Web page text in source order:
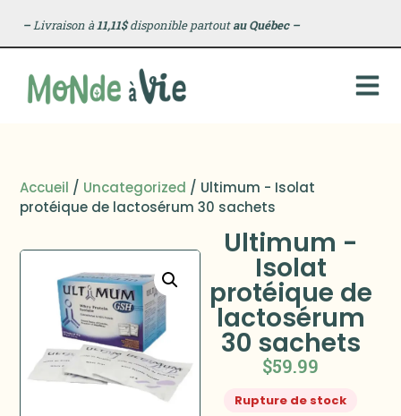
–Livraison à11,11$disponible partoutau Québec –
Accueil / Uncategorized / Ultimum - Isolat
protéique de lactosérum 30 sachets
Ultimum -
Isolat
protéique de
lactosérum
30 sachets
$59.99
Rupture de stock